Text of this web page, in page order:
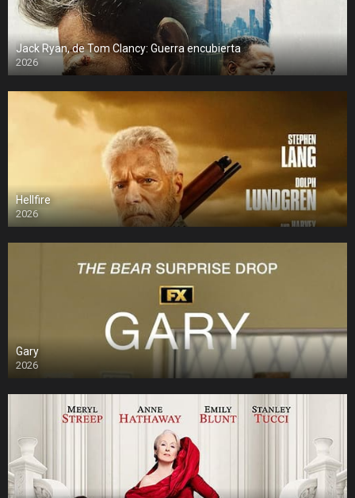
Jack Ryan, de Tom Clancy: Guerra encubierta
2026
Hellfire
2026
Gary
2026